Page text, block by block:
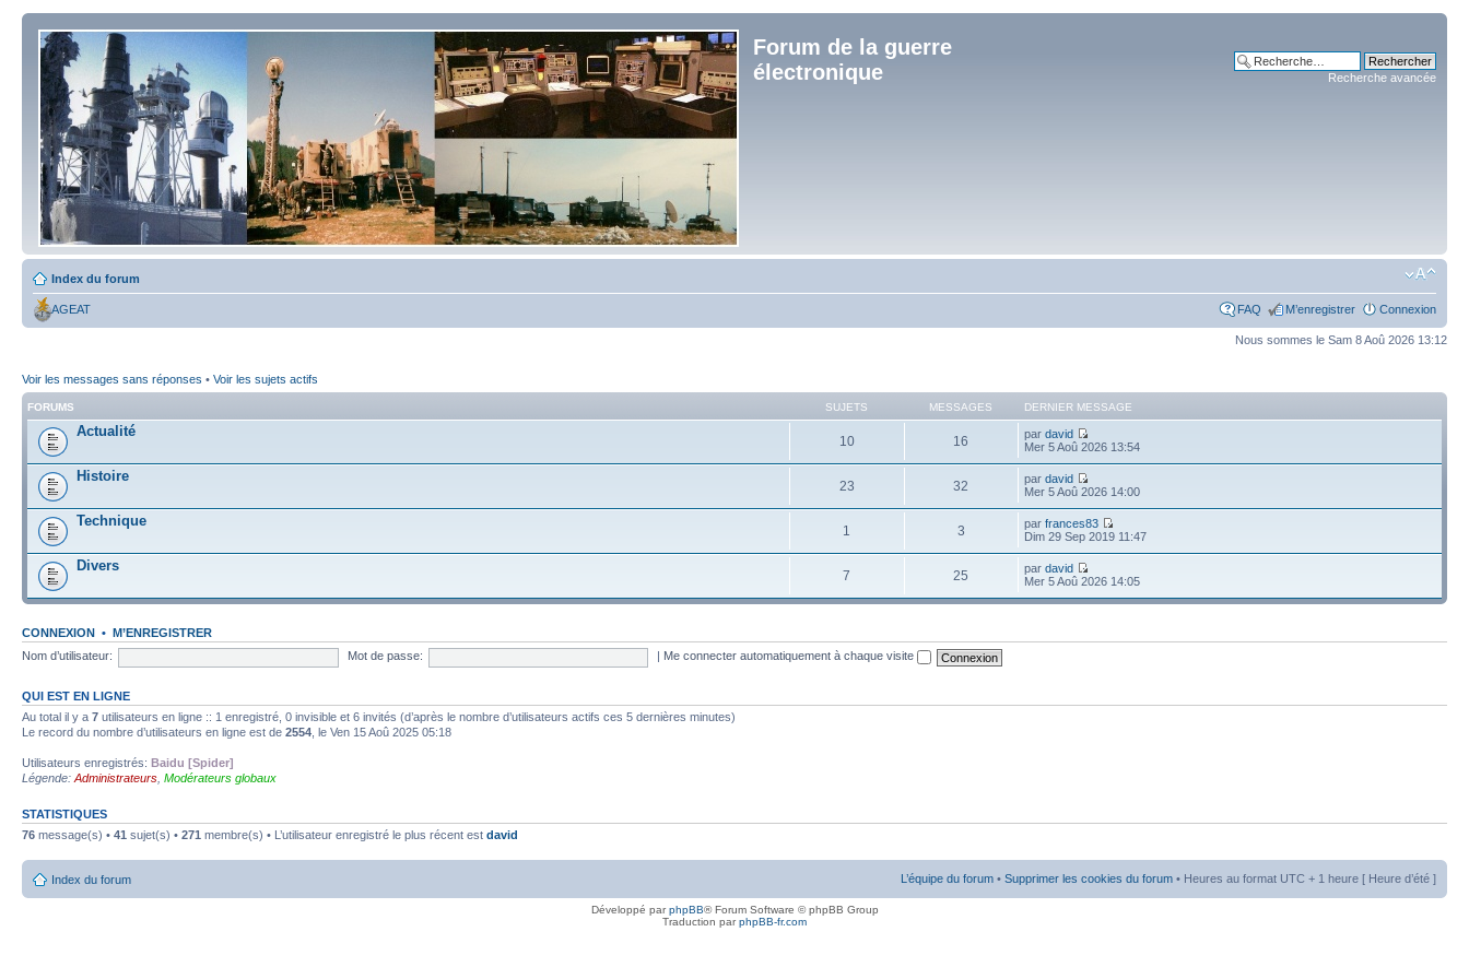
Forum de la guerre
électronique
Recherche avancée
Index du forum
AGEAT FAQ M’enregistrer Connexion
Nous sommes le Sam 8 Aoû 2026 13:12
Voir les messages sans réponses • Voir les sujets actifs
FORUMS SUJETS MESSAGES DERNIER MESSAGE
Actualité
10 16 pardavid
Mer 5 Aoû 2026 13:54
Histoire
23 32 pardavid
Mer 5 Aoû 2026 14:00
Technique
1 3 parfrances83
Dim 29 Sep 2019 11:47
Divers
7 25 pardavid
Mer 5 Aoû 2026 14:05
CONNEXION • M’ENREGISTRER
Nom d’utilisateur:
Mot de passe: Me connecter automatiquement à chaque visite
QUI EST EN LIGNE
Au total il y a 7 utilisateurs en ligne :: 1 enregistré, 0 invisible et 6 invités (d’après le nombre d’utilisateurs actifs ces 5 dernières minutes)
Le record du nombre d’utilisateurs en ligne est de 2554 , le Ven 15 Aoû 2025 05:18
Utilisateurs enregistrés: Baidu [Spider]
Légende: Administrateurs Modérateurs globaux
STATISTIQUES
76 message(s) • 41 sujet(s) • 271 membre(s) • L’utilisateur enregistré le plus récent est david
Index du forum L’équipe du forum • Supprimer les cookies du forum • Heures au format UTC + 1 heure [ Heure d’été ]
Développé parphpBB® Forum Software © phpBB Group
Traduction parphpBB-fr.com